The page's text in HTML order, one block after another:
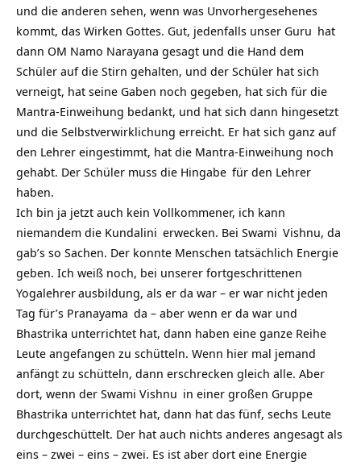
und die anderen sehen, wenn was Unvorhergesehenes
kommt, das Wirken Gottes. Gut, jedenfalls unser Guru hat
dann OM Namo Narayana gesagt und die Hand dem
Schüler auf die Stirn gehalten, und der Schüler hat sich
verneigt, hat seine Gaben noch gegeben, hat sich für die
Mantra-Einweihung bedankt, und hat sich dann hingesetzt
und die Selbstverwirklichung erreicht. Er hat sich ganz auf
den Lehrer eingestimmt, hat die Mantra-Einweihung noch
gehabt. Der Schüler muss die Hingabe für den Lehrer
haben.
Ich bin ja jetzt auch kein Vollkommener, ich kann
niemandem die Kundalini erwecken. Bei Swami Vishnu, da
gab’s so Sachen. Der konnte Menschen tatsächlich Energie
geben. Ich weiß noch, bei unserer fortgeschrittenen
Yogalehrerausbildung, als er da war – er war nicht jeden
Tag für’s Pranayama da – aber wenn er da war und
Bhastrika unterrichtet hat, dann haben eine ganze Reihe
Leute angefangen zu schütteln. Wenn hier mal jemand
anfängt zu schütteln, dann erschrecken gleich alle. Aber
dort, wenn der Swami Vishnu in einer großen Gruppe
Bhastrika unterrichtet hat, dann hat das fünf, sechs Leute
durchgeschüttelt. Der hat auch nichts anderes angesagt als
eins – zwei – eins – zwei. Es ist aber dort eine Energie